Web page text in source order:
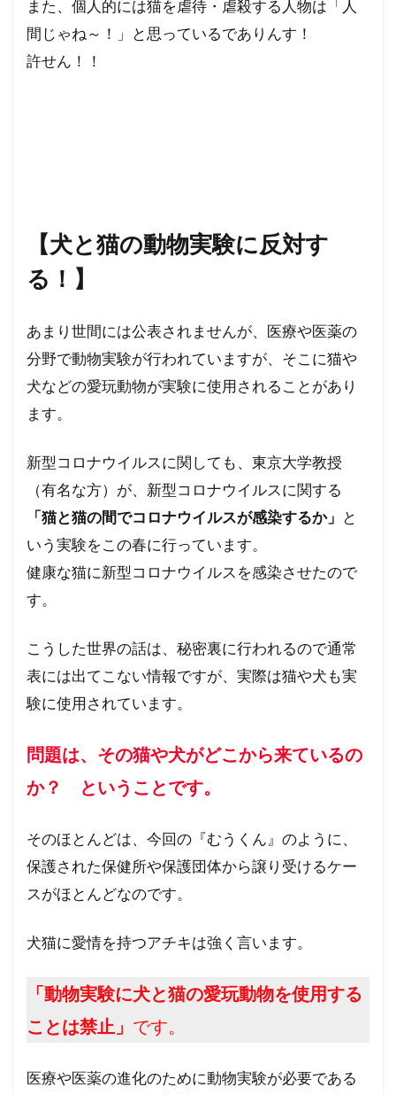
また、個人的には猫を虐待・虐殺する人物は「人
間じゃね～！」と思っているでありんす！
許せん！！
【犬と猫の動物実験に反対す
る！】
あまり世間には公表されませんが、医療や医薬の
分野で動物実験が行われていますが、そこに猫や
犬などの愛玩動物が実験に使用されることがあり
ます。
新型コロナウイルスに関しても、東京大学教授
（有名な方）が、新型コロナウイルスに関する
「猫と猫の間でコロナウイルスが感染するか」 と
いう実験をこの春に行っています。
健康な猫に新型コロナウイルスを感染させたので
す。
こうした世界の話は、秘密裏に行われるので通常
表には出てこない情報ですが、実際は猫や犬も実
験に使用されています。
問題は、その猫や犬がどこから来ているの
か？ ということです。
そのほとんどは、今回の『むうくん』のように、
保護された保健所や保護団体から譲り受けるケー
スがほとんどなのです。
犬猫に愛情を持つアチキは強く言います。
「動物実験に犬と猫の愛玩動物を使用する
ことは禁止」 です。
医療や医薬の進化のために動物実験が必要である